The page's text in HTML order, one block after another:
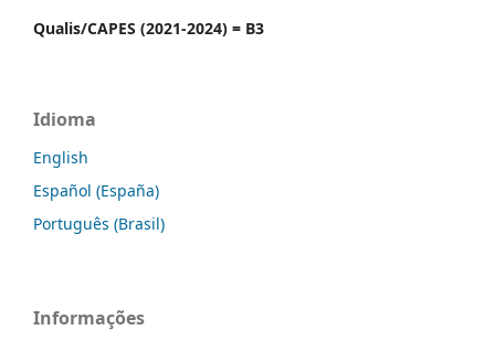
Qualis/CAPES (2021-2024) = B3
Idioma
English
Español (España)
Português (Brasil)
Informações